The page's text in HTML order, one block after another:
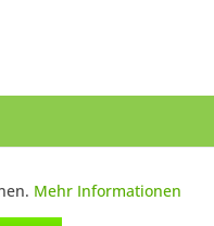
des Herstellers.
Mehr Informationen